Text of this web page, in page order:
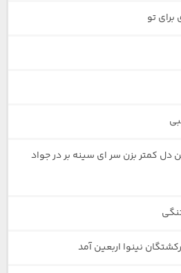
تو
دل کمتر بزن سر ای سینه بر در جواد
نینوا اربعین آمد